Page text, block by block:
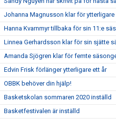
Johanna Magnusson klar för ytterligare
Hanna Kvarnmyr tillbaka för sin 11:e
Linnea Gerhardsson klar för sin sjätte
Amanda Sjögren klar för femte
Edvin Frisk förlänger ytterligare ett år
OBBK behöver din hjälp!
Basketskolan sommaren 2020 inställd
Basketfestivalen är inställd